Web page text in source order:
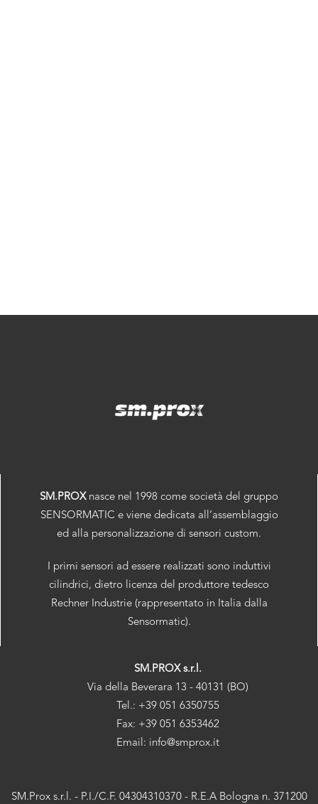
SM.PROXnasce nel 1998 come società del gruppo
SENSORMATIC e viene dedicata all’assemblaggio
ed alla personalizzazione di sensori custom.
I primi sensori ad essere realizzati sono induttivi
cilindrici, dietro licenza del produttore tedesco
Rechner Industrie (rappresentato in Italia dalla
Sensormatic).
SM.PROX s.r.l.
Via della Beverara 13 - 40131 (BO)
Tel.: +39 051 6350755
Fax: +39 051 6353462
Email: info@smprox.it
SM.Prox s.r.l. - P.I./C.F. 04304310370 - R.E.A Bologna n. 371200